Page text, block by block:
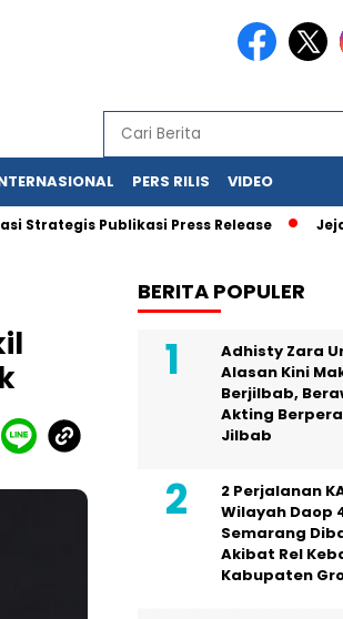
PERS RILIS VIDEO
Publikasi Press Release Jejak Uang
BERITA POPULER
Adhisty Zara
Alasan Kini
Berjilbab,
Akting
Jilbab
2 Perjalanan
Wilayah Daop
Semarang
Akibat Rel
Kabupaten